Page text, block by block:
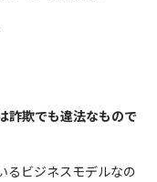
詐欺でも違法なもので
るビジネスモデルなの